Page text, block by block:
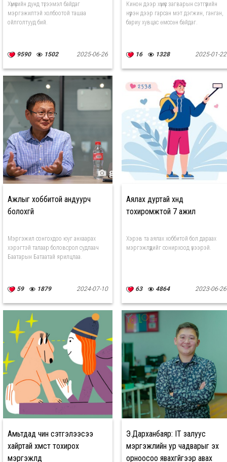
Хүмүүсийн дунд түгээмэл байдаг
мэргэжилтэй холбоотой ташаа
ойлголтууд бий.
9590 1502 2025-06-26
Кинон дээр хүмүүс загварын сэтгүүлийн
нүүрэн дээр гарсан мэт дэгжин, ганган,
бариу хувцас өмссөн байдаг.
16 1328 2025-01-22
Ажлыг хоббитой андуурч
болохгүй
Мэргэжил сонгохдоо юуг анхаарах
хэрэгтэй талаар боловсрол судлаач
Баатарын Батаатай ярилцлаа.
59 1879 2024-07-10
Аялах дуртай хүнд
тохиромжтой 7 ажил
Хэрэв та аялах хоббитой бол дараах
мэргэжлүүдийг сонирхоод үзээрэй.
63 4864 2023-06-26
Амьтдад чин сэтгэлээсээ
хайртай хүмүүст тохирох
мэргэжлүүд
Э.Дарханбаяр: IT залуус
мэргэжлийн ур чадварыг эх
орноосоо явахгүйгээр авах